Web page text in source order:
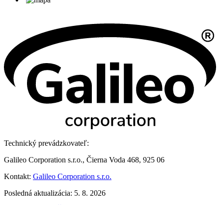
Technický prevádzkovateľ:
Galileo Corporation s.r.o., Čierna Voda 468, 925 06
Kontakt: Galileo Corporation s.r.o.
Posledná aktualizácia: 5. 8. 2026